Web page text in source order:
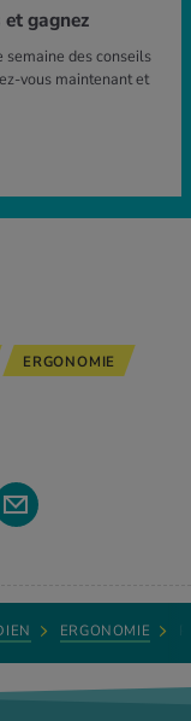
gagnez
semaine des conseils
vous maintenant et
ERGONOMIE
ERGONOMIE